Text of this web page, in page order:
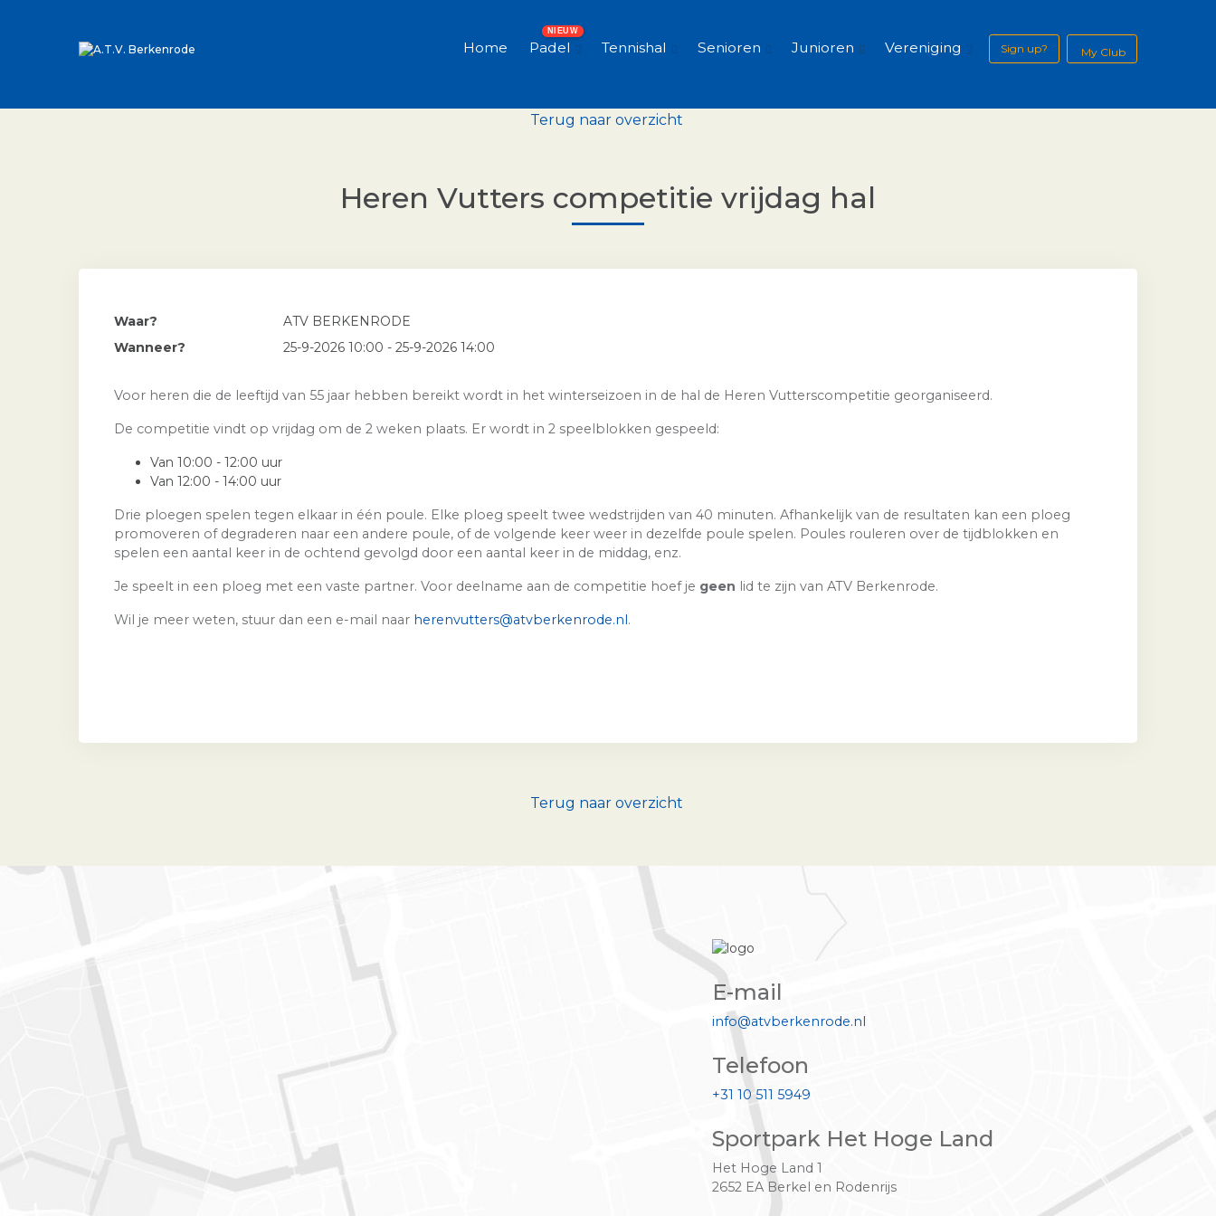
Home Padel Tennishal Senioren Junioren Vereniging Sign up? My Club
Terug naar overzicht
Heren Vutters competitie vrijdag hal
Waar?
ATV BERKENRODE
Wanneer?
25-9-2026 10:00 - 25-9-2026 14:00
Voor heren die de leeftijd van 55 jaar hebben bereikt wordt in het winterseizoen in de hal de Heren Vutterscompetitie georganiseerd.
De competitie vindt op vrijdag om de 2 weken plaats. Er wordt in 2 speelblokken gespeeld:
Van 10:00 - 12:00 uur
Van 12:00 - 14:00 uur
Drie ploegen spelen tegen elkaar in één poule. Elke ploeg speelt twee wedstrijden van 40 minuten. Afhankelijk van de resultaten kan een ploeg
promoveren of degraderen naar een andere poule, of de volgende keer weer in dezelfde poule spelen. Poules rouleren over de tijdblokken en
spelen een aantal keer in de ochtend gevolgd door een aantal keer in de middag, enz.
Je speelt in een ploeg met een vaste partner. Voor deelname aan de competitie hoef je geen lid te zijn van ATV Berkenrode.
Wil je meer weten, stuur dan een e-mail naar herenvutters@atvberkenrode.nl.
Terug naar overzicht
E-mail
info@atvberkenrode.nl
Telefoon
+31 10 511 5949
Sportpark Het Hoge Land
Het Hoge Land 1
2652 EA Berkel en Rodenrijs